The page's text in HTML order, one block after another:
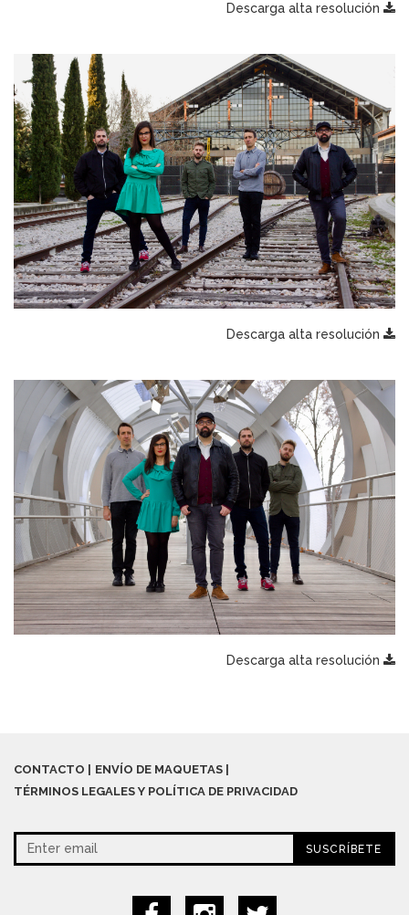
Descarga alta resolución
Descarga alta resolución
Descarga alta resolución
CONTACTO
ENVÍO DE MAQUETAS
TÉRMINOS LEGALES Y POLÍTICA DE PRIVACIDAD
SUSCRÍBETE